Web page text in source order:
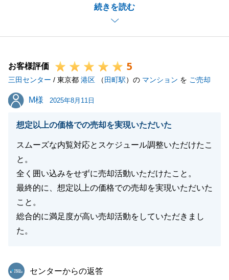
続きを読む
りなくお取引できました。
ご家族様で快適にお住まいいただけますと幸いです。
引き続きお困りごと等ございましたらお気軽にご連絡
お客様評価 5
三田センター / 東京都 港区 （ 田町駅）の マンション を ご売却
M様
M様 2025年8月11日
想定以上の価格での売却を実現いただいた
スムーズな内覧対応とスケジュール調整いただけたこ
と。
全く囲い込みをせずに売却活動いただけたこと。
最終的に、想定以上の価格での売却を実現いただいた
こと。
総合的に満足度が高い売却活動をしていただきまし
た。
東急リバブル
センターからの返答